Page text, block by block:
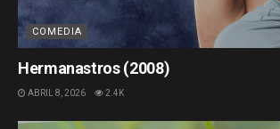
COMEDIA
Hermanastros (2008)
ABRIL 8, 2026 2.4K